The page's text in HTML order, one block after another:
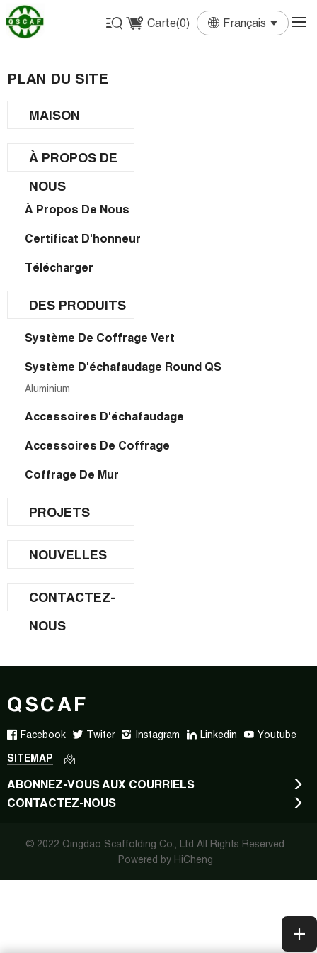
Carte(0) Français
PLAN DU SITE
MAISON
À PROPOS DE
NOUS
À Propos De Nous
Certificat D'honneur
Télécharger
DES PRODUITS
Système De Coffrage Vert
Système D'échafaudage Round QS
Aluminium
Accessoires D'échafaudage
Accessoires De Coffrage
Coffrage De Mur
PROJETS
NOUVELLES
CONTACTEZ-
NOUS
QSCAF
Facebook Twiter Instagram Linkedin Youtube
SITEMAP
ABONNEZ-VOUS AUX COURRIELS
CONTACTEZ-NOUS
© 2022 Qingdao Scaffolding Co., Ltd All Rights Reserved
Powered by HiCheng